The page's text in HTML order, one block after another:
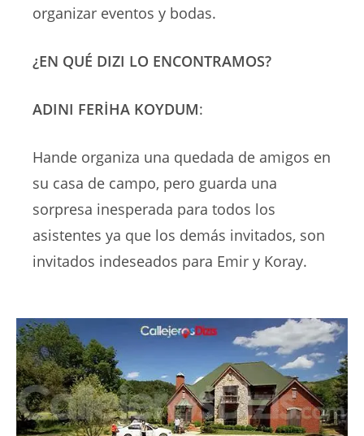
organizar eventos y bodas.
¿EN QUÉ DIZI LO ENCONTRAMOS?
ADINI FERİHA KOYDUM:
Hande organiza una quedada de amigos en
su casa de campo, pero guarda una
sorpresa inesperada para todos los
asistentes ya que los demás invitados, son
invitados indeseados para Emir y Koray.